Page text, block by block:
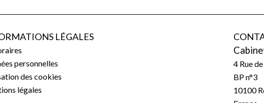
LÉGALES
personnelles
des cookies
légales
4 Rue
BP n°3
10100